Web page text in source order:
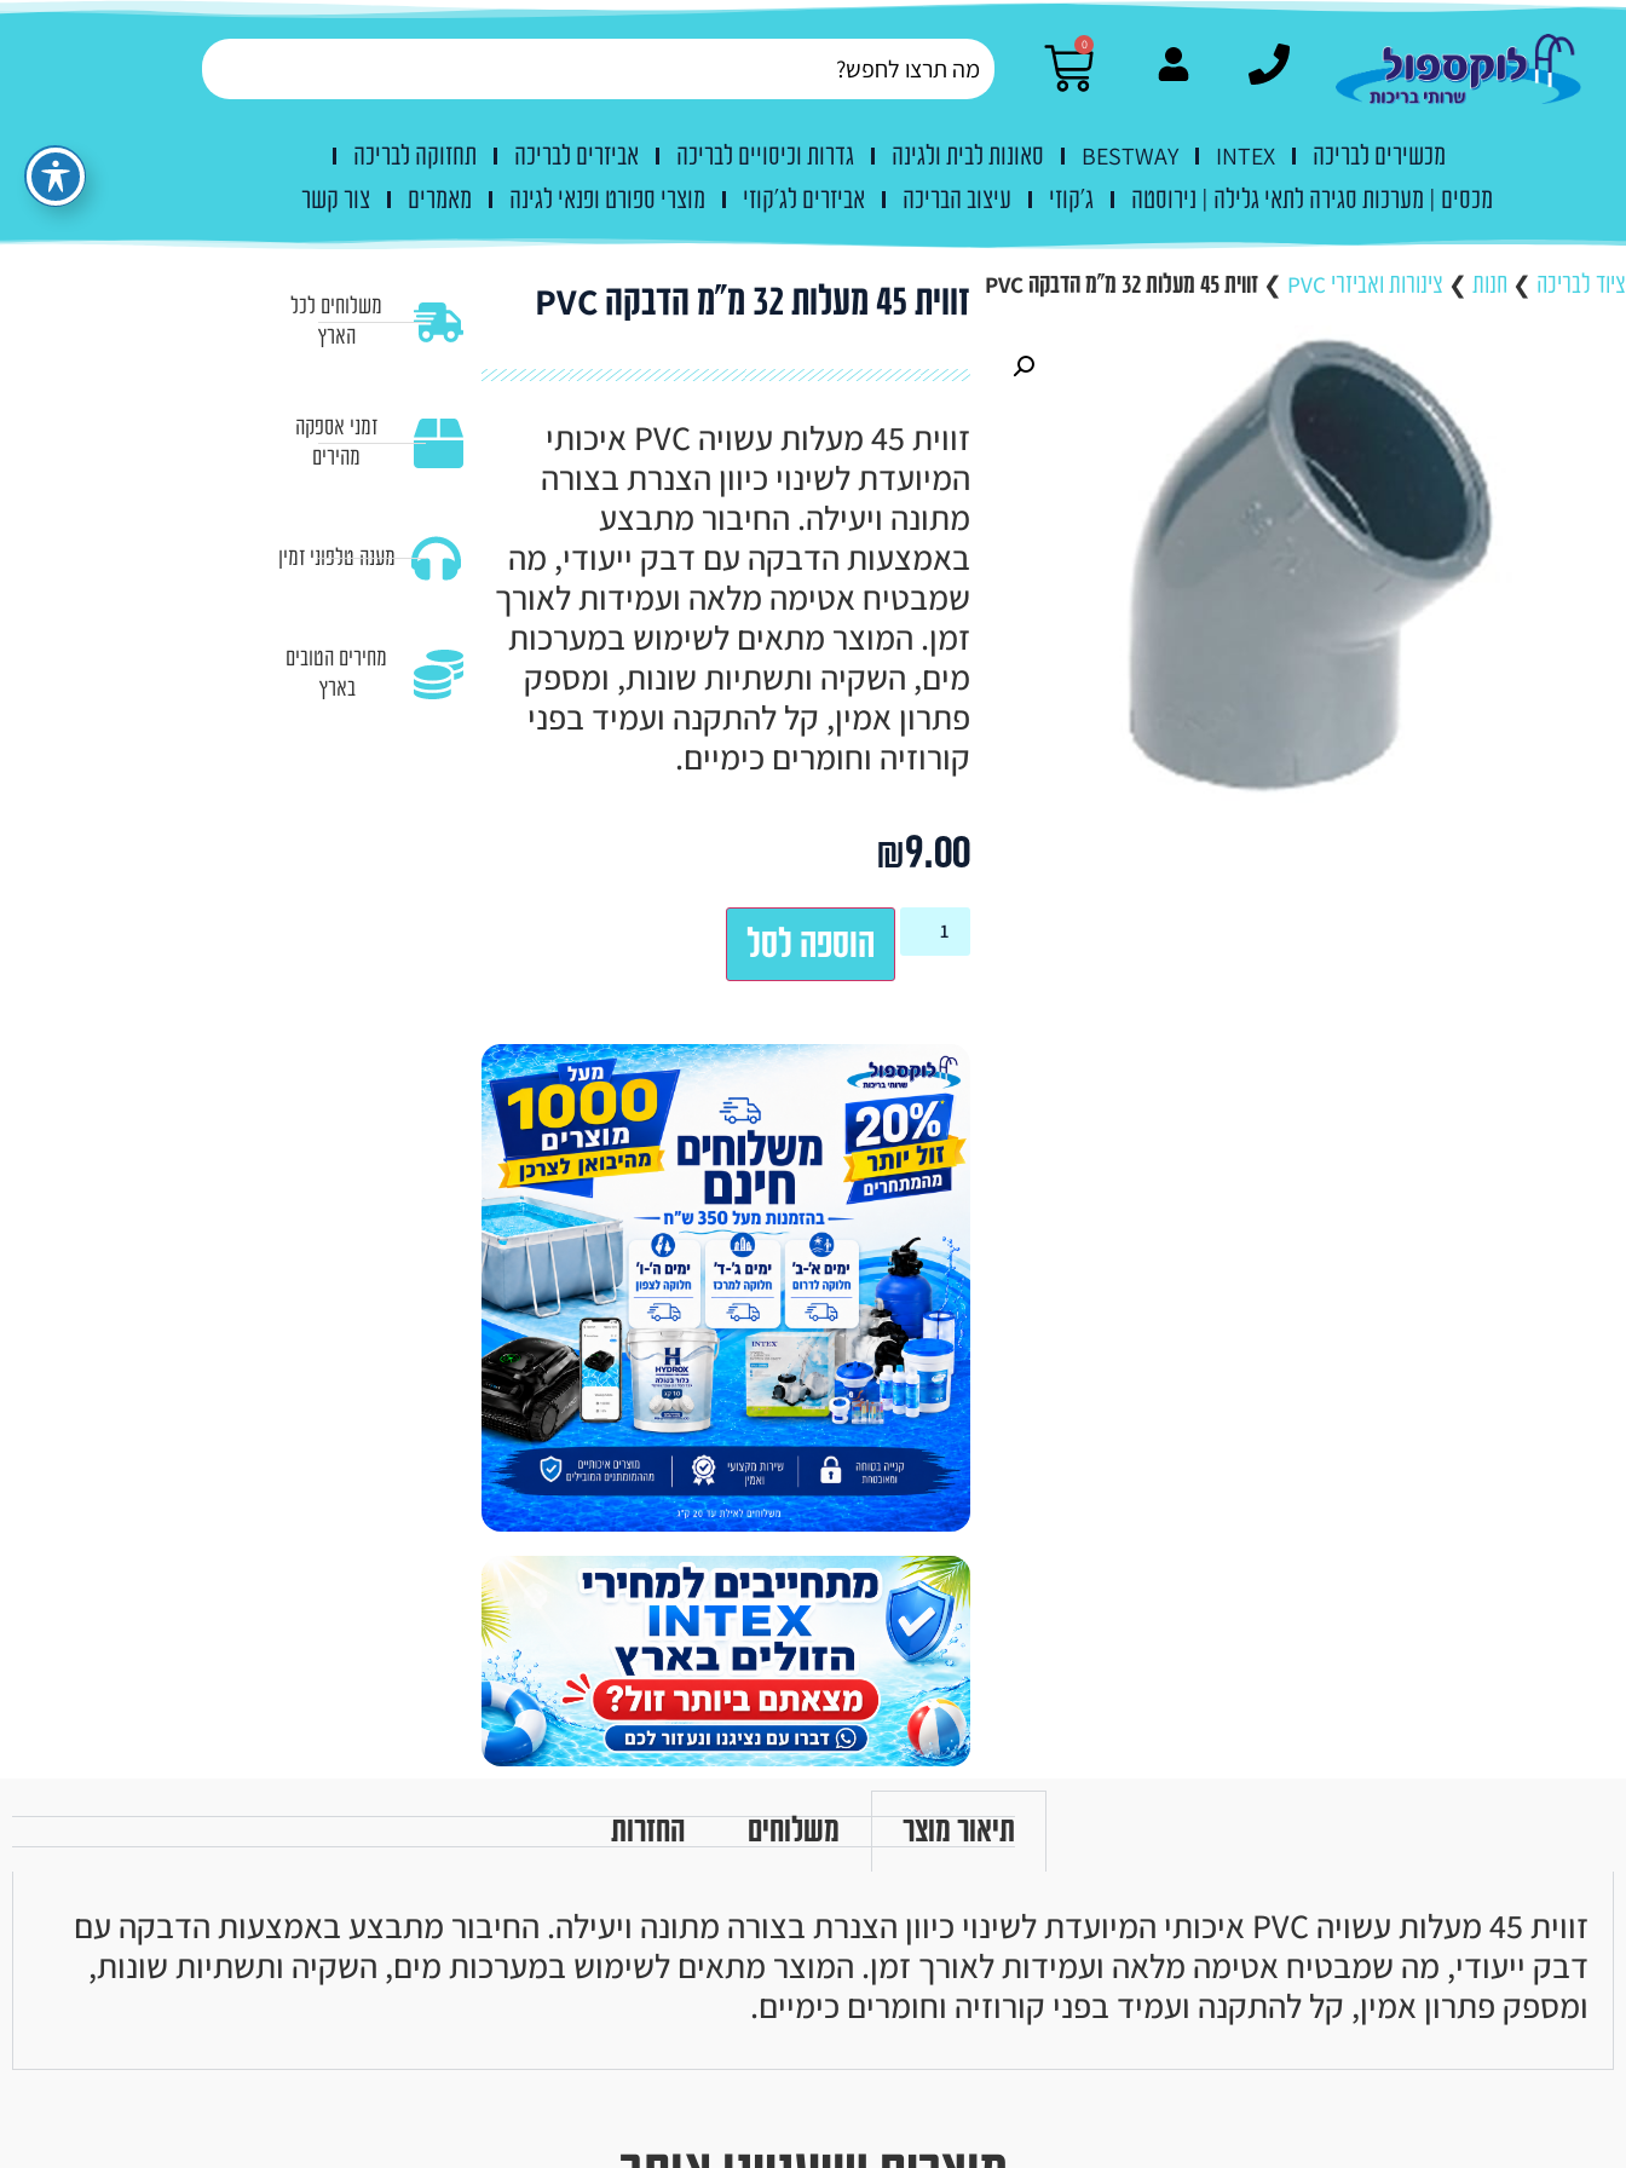
0
מכשירים לבריכה INTEX
BESTWAY סאונות לבית ולגינה גדרות וכיסויים לבריכה אביזרים לבריכה
תחזוקה לבריכה
מכסים | מערכות סגירה לתאי גלילה | נירוסטה
ג'קוזי עיצוב הבריכה אביזרים לג'קוזי מוצרי ספורט ופנאי לגינה מאמרים צור קשר
ציוד לבריכה ❯ חנות ❯ צינורות ואביזרי PVC ❯ זווית 45 מעלות 32 מ"מ הדבקה PVC זווית 45 מעלות 32 מ"מ הדבקה PVC
זווית 45 מעלות עשויה PVC איכותי
המיועדת לשינוי כיוון הצנרת בצורה
מתונה ויעילה. החיבור מתבצע
באמצעות הדבקה עם דבק ייעודי, מה
שמבטיח אטימה מלאה ועמידות לאורך
זמן. המוצר מתאים לשימוש במערכות
מים, השקיה ותשתיות שונות, ומספק
פתרון אמין, קל להתקנה ועמיד בפני
קורוזיה וחומרים כימיים.
₪9.00
הוספה לסל
משלוחים לכל
הארץ
זמני אספקה
מהירים
מענה טלפוני זמין
מחירים הטובים
בארץ
תיאור מוצר משלוחים החזרות
זווית 45 מעלות עשויה PVC איכותי המיועדת לשינוי כיוון הצנרת בצורה מתונה ויעילה. החיבור מתבצע באמצעות הדבקה עם
דבק ייעודי, מה שמבטיח אטימה מלאה ועמידות לאורך זמן. המוצר מתאים לשימוש במערכות מים, השקיה ותשתיות שונות,
ומספק פתרון אמין, קל להתקנה ועמיד בפני קורוזיה וחומרים כימיים.